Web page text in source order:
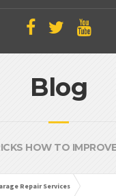
Blog
HOW TO
Repair Services